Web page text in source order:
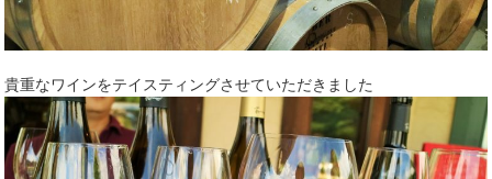
貴重なワインをテイスティングさせていただきました